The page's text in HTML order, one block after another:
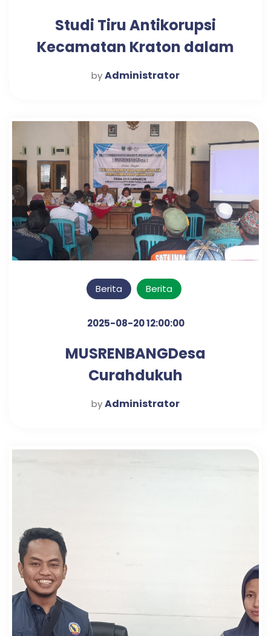
Studi Tiru Antikorupsi
Kecamatan Kraton dalam
Mewujudkan Pelayanan
byAdministrator
Berita Berita
2025-08-20 12:00:00
MUSRENBANGDesa
Curahdukuh
byAdministrator